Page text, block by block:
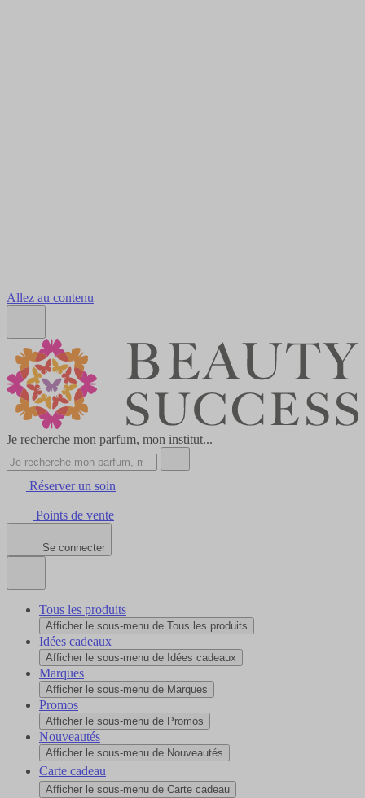
Allez au contenu
Je recherche mon parfum, mon institut...
Réserver un soin
Points de vente
Se connecter
Tous les produits
Afficher le sous-menu de Tous les produits
Idées cadeaux
Afficher le sous-menu de Idées cadeaux
Marques
Afficher le sous-menu de Marques
Promos
Afficher le sous-menu de Promos
Nouveautés
Afficher le sous-menu de Nouveautés
Carte cadeau
Afficher le sous-menu de Carte cadeau